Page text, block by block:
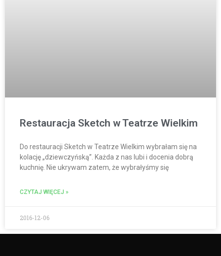
Restauracja Sketch w Teatrze Wielkim
Do restauracji Sketch w Teatrze Wielkim wybrałam się na
kolację „dziewczyńską”. Każda z nas lubi i docenia dobrą
kuchnię. Nie ukrywam zatem, że wybrałyśmy się
CZYTAJ WIĘCEJ »
2016-12-06